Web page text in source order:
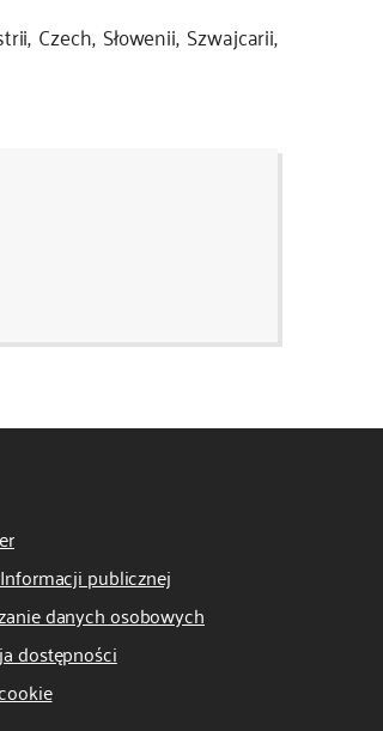
Czech, Słowenii, Szwajcarii,
publicznej
danych osobowych
dostępności